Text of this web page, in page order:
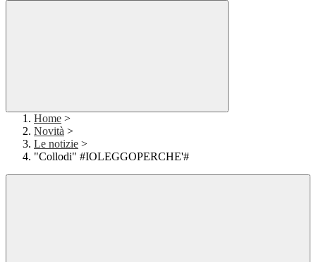
Home >
Novità >
Le notizie >
"Collodi" #IOLEGGOPERCHE'#